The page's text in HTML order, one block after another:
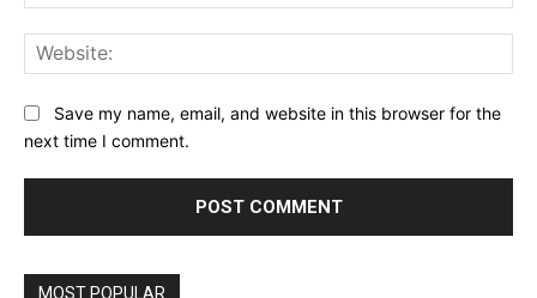
Save my name, email, and website in this browser for the
next time I comment.
MOST POPULAR